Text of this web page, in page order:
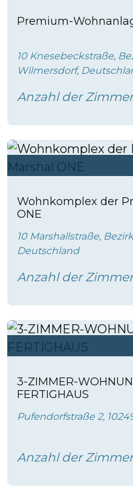
Premium-
10 Knesebeckstraße,
Wilmersdorf,
Anzahl der
Wohnkomplex der
ONE
10 Marshallstraße,
Deutschland
Anzahl der
3-ZIMMER-
FERTIGHAUS
Pufendorfstraße 2,
Anzahl der